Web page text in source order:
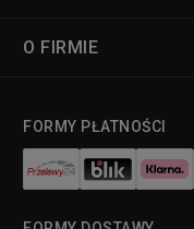
O FIRMIE
FORMY PŁATNOŚCI